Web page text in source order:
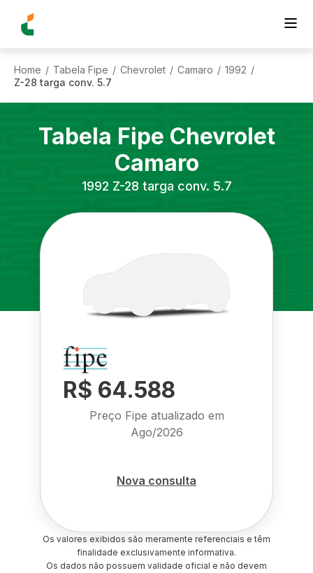
Home / Tabela Fipe / Chevrolet / Camaro / 1992 /
Z-28 targa conv. 5.7
Tabela Fipe Chevrolet
Camaro
1992 Z-28 targa conv. 5.7
R$ 64.588
Preço Fipe atualizado em
Ago/2026
Nova consulta
Os valores exibidos são meramente referenciais e têm
finalidade exclusivamente informativa.
Os dados não possuem validade oficial e não devem